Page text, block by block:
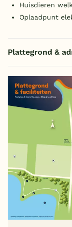
Huisdieren
Oplaadpunt
Plattegrond &